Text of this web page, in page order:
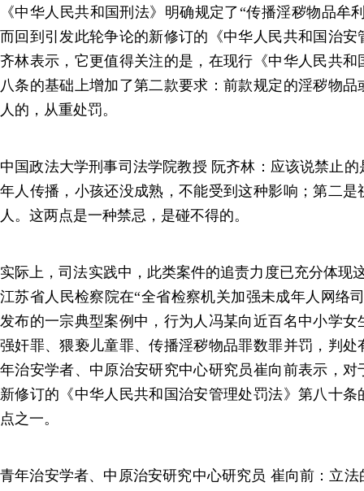
《中华人民共和国刑法》明确规定了“传播淫秽物品牟
而回到引发此轮争论的新修订的《中华人民共和国治
齐林表示，它更值得关注的是，在现行《中华人民共
八条的基础上增加了第二款要求：前款规定的淫秽物
人的，从重处罚。
中国政法大学刑事司法学院教授 阮齐林：应该说禁止
年人传播，小孩还没成熟，不能受到这种影响；第二
人。这两点是一种禁忌，是碰不得的。
实际上，司法实践中，此类案件的追责力度已充分体现
江苏省人民检察院在“全省检察机关加强未成年人网络
发布的一宗典型案例中，行为人冯某向近百名中小学
强奸罪、猥亵儿童罪、传播淫秽物品罪数罪并罚，判
年治安学者、中原治安研究中心研究员崔向前表示，
新修订的《中华人民共和国治安管理处罚法》第八十
点之一。
青年治安学者、中原治安研究中心研究员 崔向前：立